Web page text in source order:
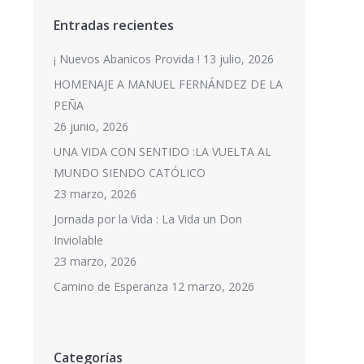
Entradas recientes
¡ Nuevos Abanicos Provida ! 13 julio, 2026
HOMENAJE A MANUEL FERNÁNDEZ DE LA
PEÑA
26 junio, 2026
UNA VIDA CON SENTIDO :LA VUELTA AL
MUNDO SIENDO CATÓLICO
23 marzo, 2026
Jornada por la Vida : La Vida un Don
Inviolable
23 marzo, 2026
Camino de Esperanza 12 marzo, 2026
Categorías